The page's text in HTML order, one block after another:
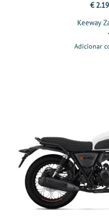
€
Keeway
Adicionar